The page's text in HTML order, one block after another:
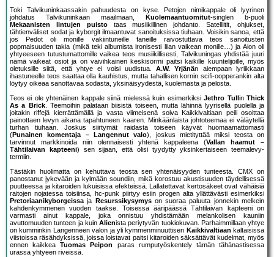
Toki Talvikuninkaassakin pahuudesta on kyse. Petojen nimikappale oli lyyrinen
johdatus Talvikuninkaan maailmaan,
Kuolemaantuomitut-singlen b-puoli
Mekaanisten lintujen puistotaas musiikillinen johdanto. Satelliitit, ohjukset,
tähtienväliset sodat ja kyborgit ilmaantuvat sanoituksissa tiuhaan. Voisikin sanoa, että
jos Pedot oli monille vakiintuneille faneille raivostuttava teos sanoitusten
popmaisuuden takia (mikä teki albumista ironisesti liian vaikean monille…) ja Aion oli
yhtyeeseen tutustumattomille vaikea teos musiikillisesti, Talvikuningas yhdistää juuri
nämä vaikeat osiot ja on vaivihkainen keskisormi paitsi kaikille kuuntelijoille, myös
oletuksille siitä, että yhtye ei voisi uudistua.A.W. Yrjänän aiempaan lyriikkaan
ihastuneelle teos saattaa olla kauhistus, mutta tahallisen kornin scifi-oopperankin alta
löytyy oikeaa sanottavaa sodasta, yksinäisyydestä, kuolemasta ja pelosta.
Teos ei ole yhtenäinen kappale siinä mielessä kuin esimerkiksiJethro Tull inThick
As a Brick. Teemoihin palataan biisistä toiseen, mutta lähinnä lyyrisellä puolella ja
joitakin riffejä kierrättämällä ja vasta viimeisenä soiva Kaikkivaltiaan peili osoittaa
painottaen levyn aikana tapahtuneen kaaren. Minkäänlaista johtoteemaa ei väläytellä
turhan tiuhaan. Joskus siirtymät raidasta toiseen käyvät huomaamattomasti
(Punainen komentaja – Langennut valo), joskus mietityttää miksi teosta on
tarvinnut markkinoida niin olennaisesti yhtenä kappaleena (Vallan haamut –
Tähtilaivan kapteeni) sen sijaan, että olisi tyydytty yksinkertaiseen teemalevy-
termiin.
Tästäkin huolimatta on kehuttava teosta sen yhtenäisyyden tunteesta. CMX on
panostanut jykevään ja kylmään soundiin, mikä korostuu akustisuuden täydellisessä
puutteessa ja kitaroiden lukuisissa efekteissä. Lallatettavat kertosäkeet ovat vähäisiä
raitojen nojatessa toisiinsa, hc-punk piirtyy esiin progen alta yllättävästi esimerkiksi
Pretoriaanikyborgeissaja Resurssikysymyson suoraa paluuta jonnekin melkein
kahdenkymmenen vuoden taakse. Toisessa ääripäässä Tähtilaivan kapteeni on
varmasti ainut kappale, joka onnistuu yhdistämään melankolisen kauniin
avuttomuuden tunteen ja kuin Alienista periytyvän tuokiokuvan. Parhaimmillaan yhtye
on kumminkin Langenneen valon ja yli kymmenminuuttisen Kaikkivaltiaan kaltaisissa
viistoissa räsähdyksissä, joissa loistavat paitsi kitaroiden säksättävät kudelmat, myös
ennen kaikkeaTuomas Peipon
paras rumputyöskentely tämän tähänastisessa
urassa yhtyeen riveissä.